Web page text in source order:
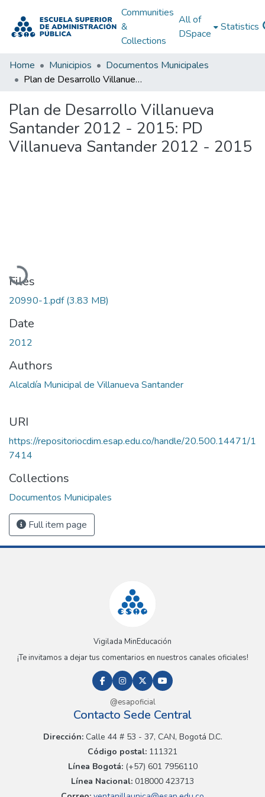
Communities
&
Collections
All of
DSpace
Statistics
Home Municipios
Documentos Municipales
Plan de Desarrollo Villanueva Santander 2012 - 2015: PD Villanueva Santander 2012 - 2015
Plan de Desarrollo Villanueva
Santander 2012 - 2015: PD
Villanueva Santander 2012 - 2015
Loading...
Files
20990-1.pdf(3.83 MB)
Date
2012
Authors
Alcaldía Municipal de Villanueva Santander
URI
https://repositoriocdim.esap.edu.co/handle/20.500.14471/1
7414
Collections
Documentos Municipales
Full item page
Vigilada MinEducación
¡Te invitamos a dejar tus comentarios en nuestros canales oficiales!
@esapoficial
Contacto Sede Central
Dirección:Calle 44 # 53 - 37, CAN, Bogotá D.C.
Código postal: 111321
Línea Bogotá:(+57) 601 7956110
Línea Nacional: 018000 423713